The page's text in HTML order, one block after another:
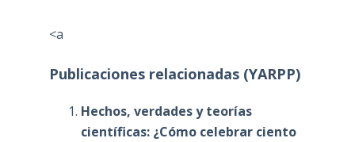
<a
Publicaciones relacionadas (YARPP)
Hechos, verdades y teorías
científicas: ¿Cómo celebrar ciento